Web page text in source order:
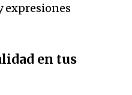
expresiones
en tus